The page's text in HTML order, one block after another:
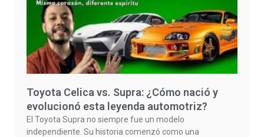
Toyota Celica vs. Supra: ¿Cómo nació y
evolucionó esta leyenda automotriz?
El Toyota Supra no siempre fue un modelo
independiente. Su historia comenzó como una